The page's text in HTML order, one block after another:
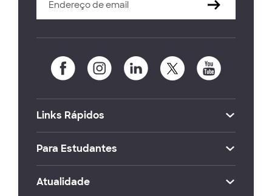
Links Rápidos
Para Estudantes
Atualidade